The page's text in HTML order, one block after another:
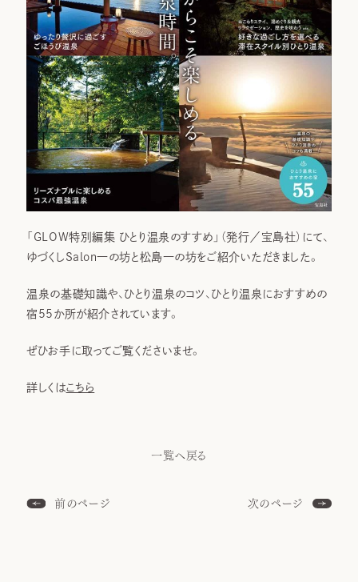
「GLOW特別編集 ひとり温泉のすすめ」（発⾏／宝島社）にて、
ゆづくしSalon一の坊と松島一の坊をご紹介いただきました。
温泉の基礎知識や、ひとり温泉のコツ、ひとり温泉におすすめの
宿55か所が紹介されています。
ぜひお手に取ってご覧くださいませ。
詳しくはこちら
前のページ
一覧へ戻る
次のページ